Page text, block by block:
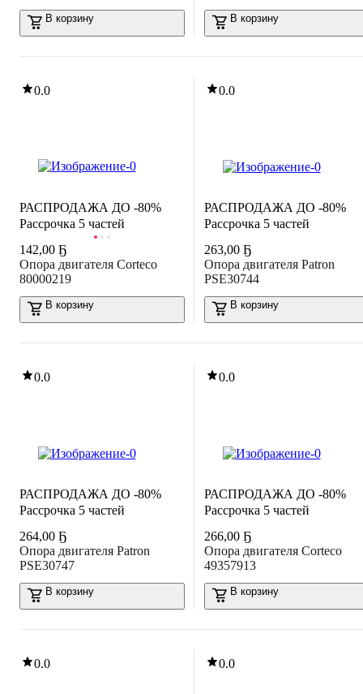
В корзину В корзину
0.0
Рассрочка 5 частей
РАСПРОДАЖА ДО -80%
142,00 Ҕ
Опора двигателя Corteco
80000219
В корзину
0.0
Рассрочка 5 частей
РАСПРОДАЖА ДО -80%
263,00 Ҕ
Опора двигателя Patron
PSE30744
В корзину
0.0
Рассрочка 5 частей
РАСПРОДАЖА ДО -80%
264,00 Ҕ
Опора двигателя Patron
PSE30747
В корзину
0.0
Рассрочка 5 частей
РАСПРОДАЖА ДО -80%
266,00 Ҕ
Опора двигателя Corteco
49357913
В корзину
0.0 0.0